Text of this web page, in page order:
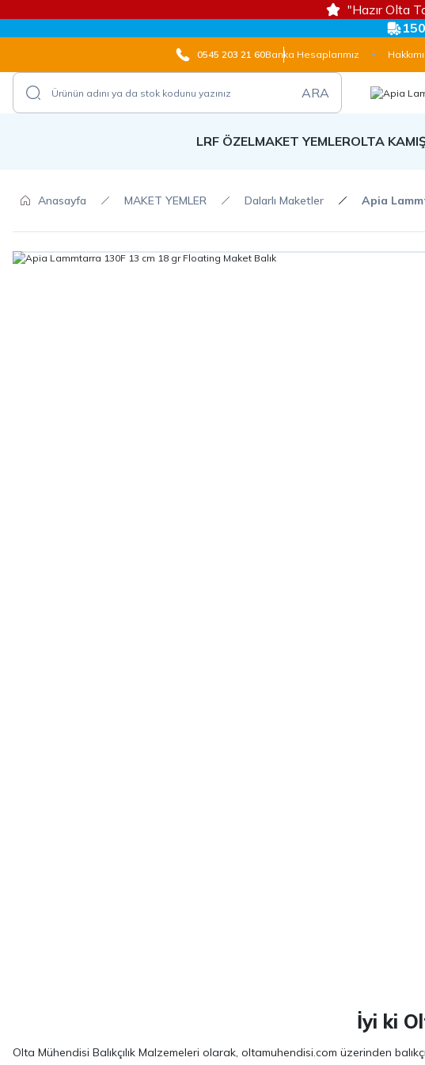
"Hazır Olta
0545 203 21 60Banka Hesaplarımız
ARA
LRF ÖZELMAKET YEMLEROLTA
Anasayfa MAKET YEMLER Dalarlı Maketler Apia
İyi ki
Olta Mühendisi Balıkçılık Malzemeleri olarak, oltamuhendisi.com üzerinden